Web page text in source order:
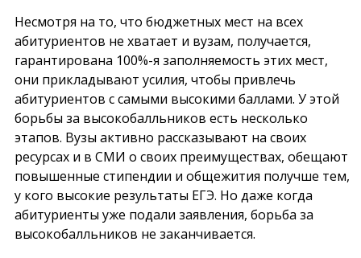
Несмотря на то, что бюджетных мест на всех
абитуриентов не хватает и вузам, получается,
гарантирована 100%-я заполняемость этих мест,
они прикладывают усилия, чтобы привлечь
абитуриентов с самыми высокими баллами. У этой
борьбы за высокобалльников есть несколько
этапов. Вузы активно рассказывают на своих
ресурсах и в СМИ о своих преимуществах, обещают
повышенные стипендии и общежития получше тем,
у кого высокие результаты ЕГЭ. Но даже когда
абитуриенты уже подали заявления, борьба за
высокобалльников не заканчивается.